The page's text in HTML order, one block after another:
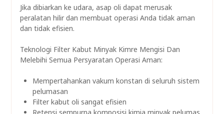
Jika dibiarkan ke udara, asap oli dapat merusak
peralatan hilir dan membuat operasi Anda tidak aman
dan tidak efisien.
Teknologi Filter Kabut Minyak Kimre Mengisi Dan
Melebihi Semua Persyaratan Operasi Aman:
Mempertahankan vakum konstan di seluruh sistem
pelumasan
Filter kabut oli sangat efisien